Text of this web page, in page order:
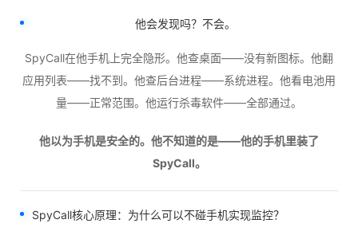
他会发现吗？不会。
SpyCall在他手机上完全隐形。他查桌面——没有新图标。他翻
应用列表——找不到。他查后台进程——系统进程。他看电池用
量——正常范围。他运行杀毒软件——全部通过。
他以为手机是安全的。他不知道的是——他的手机里装了
SpyCall。
SpyCall核心原理：为什么可以不碰手机实现监控？